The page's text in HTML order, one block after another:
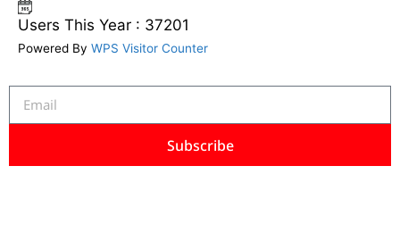
Users This Year : 37201
Powered By WPS Visitor Counter
Subscribe